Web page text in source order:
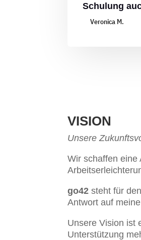
Schulung
Veronica M.
VISION
Unsere
Wir schaffen eine
go42 steht für
Antwort auf
Unsere Vision ist
Unterstützung